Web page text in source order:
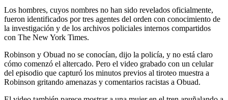
Los hombres, cuyos nombres no han sido revelados oficialmente,
fueron identificados por tres agentes del orden con conocimiento de
la investigación y de los archivos policiales internos compartidos
con The New York Times.
Robinson y Obuad no se conocían, dijo la policía, y no está claro
cómo comenzó el altercado. Pero el video grabado con un celular
del episodio que capturó los minutos previos al tiroteo muestra a
Robinson gritando amenazas y comentarios racistas a Obuad.